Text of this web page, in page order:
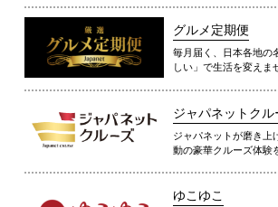
グルメ定期便
毎月届く、日本各地の
しい」で生活を変えま
ジャパネットクル
ジャパネットが磨き上
動の豪華クルーズ体験
ゆこゆこ